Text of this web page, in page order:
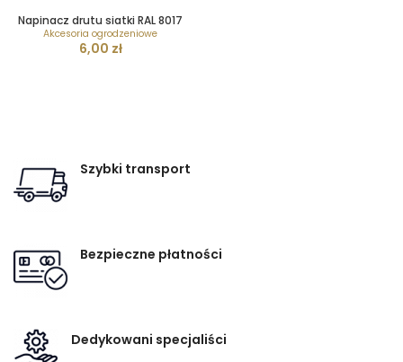
Napinacz drutu siatki RAL 8017
Akcesoria ogrodzeniowe
6,00 zł
Szybki transport
Bezpieczne płatności
Dedykowani specjaliści